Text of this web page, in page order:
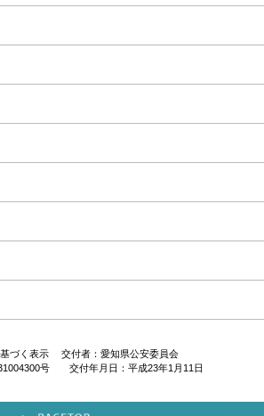
基づく表示 交付者：愛知県公安委員会
号 交付年月日：平成23年1月11日